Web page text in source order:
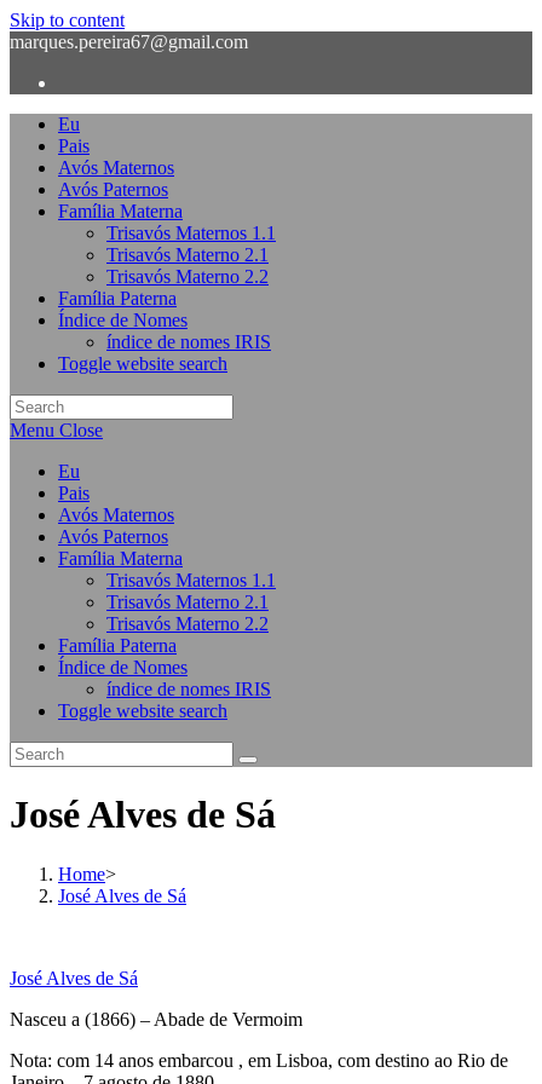
Skip to content
marques.pereira67@gmail.com
Eu
Pais
Avós Maternos
Avós Paternos
Família Materna
Trisavós Maternos 1.1
Trisavós Materno 2.1
Trisavós Materno 2.2
Família Paterna
Índice de Nomes
índice de nomes IRIS
Toggle website search
Menu Close
Eu
Pais
Avós Maternos
Avós Paternos
Família Materna
Trisavós Maternos 1.1
Trisavós Materno 2.1
Trisavós Materno 2.2
Família Paterna
Índice de Nomes
índice de nomes IRIS
Toggle website search
José Alves de Sá
Home>
José Alves de Sá
José Alves de Sá
Nasceu a (1866) – Abade de Vermoim
Nota: com 14 anos embarcou , em Lisboa, com destino ao Rio de